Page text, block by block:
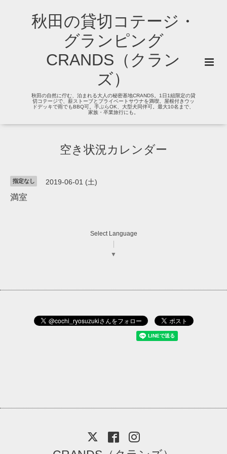
秋田の貸切コテージ・
グランピング
CRANDS（クラン
ズ）
秋田の自然に佇む、泊まれる大人の秘密基地CRANDS。1日1組限定の貸
切コテージで、薪ストーブとプライベートサウナを満喫。屋根付きウッ
ドデッキで雨でもBBQ可。手ぶらOK、大型犬同伴可。最大10名まで、
家族・卒業旅行にも。
空き状況カレンダー
指定なし 2019-06-01 (土)
満室
Select Language
▼